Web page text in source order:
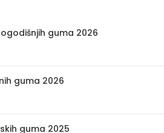
guma 2026
guma 2026
guma 2025